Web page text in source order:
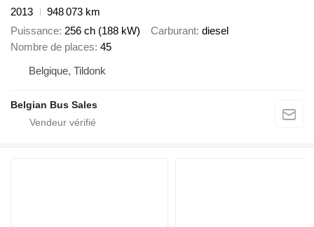
2013
948 073 km
Puissance 256 ch (188 kW) Carburant diesel
Nombre de places 45
Belgique, Tildonk
Belgian Bus Sales